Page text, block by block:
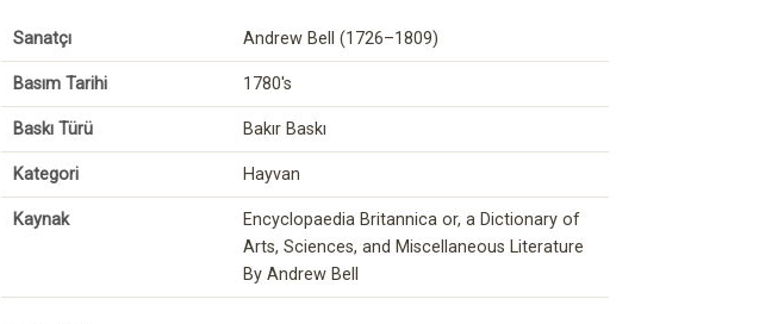
Sanatçı Andrew Bell (1726–1809)
Basım Tarihi 1780's
Baskı Türü Bakır Baskı
Kategori Hayvan
Kaynak
Encyclopaedia Britannica or, a Dictionary of
Arts, Sciences, and Miscellaneous Literature
By Andrew Bell